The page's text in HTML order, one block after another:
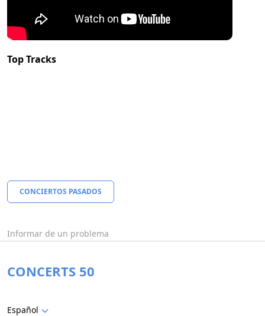
Top Tracks
CONCIERTOS PASADOS
Informar de un problema
CONCERTS 50
Español